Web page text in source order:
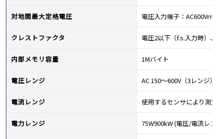
対地間最大定格電圧 電圧入力端子：
クレストファクタ 電圧2以下（f.s.入力時）
内部メモリ容量 1Mバイト
電圧レンジ AC 150～600V（3レンジ）
電流レンジ 使用するセンサにより測
電力レンジ 75W900kW (電圧/電流レ